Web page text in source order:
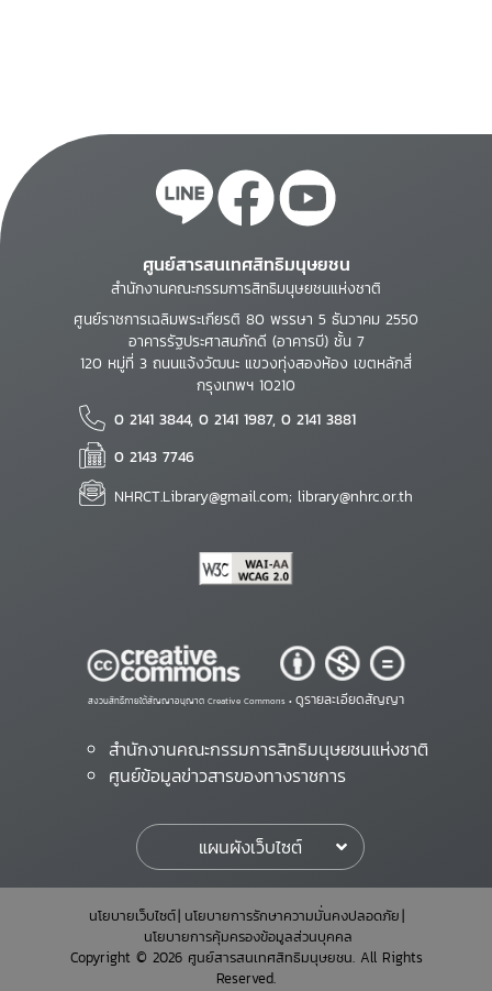
ศูนย์สารสนเทศสิทธิมนุษยชน
สำนักงานคณะกรรมการสิทธิมนุษยชนแห่งชาติ
ศูนย์ราชการเฉลิมพระเกียรติ 80 พรรษา 5 ธันวาคม 2550
อาคารรัฐประศาสนภักดี (อาคารบี) ชั้น 7
120 หมู่ที่ 3 ถนนแจ้งวัฒนะ แขวงทุ่งสองห้อง เขตหลักสี่
กรุงเทพฯ 10210
0 2141 3844, 0 2141 1987, 0 2141 3881
0 2143 7746
NHRCT.Library@gmail.com; library@nhrc.or.th
สงวนสิทธิ์ภายใต้สัญญาอนุญาต Creative Commons • ดูรายละเอียดสัญญา
สำนักงานคณะกรรมการสิทธิมนุษยชนแห่งชาติ
ศูนย์ข้อมูลข่าวสารของทางราชการ
แผนผังเว็บไซต์
นโยบายเว็บไซต์ นโยบายการรักษาความมั่นคงปลอดภัย
นโยบายการคุ้มครองข้อมูลส่วนบุคคล
Copyright © 2026 ศูนย์สารสนเทศสิทธิมนุษยชน. All Rights
Reserved.